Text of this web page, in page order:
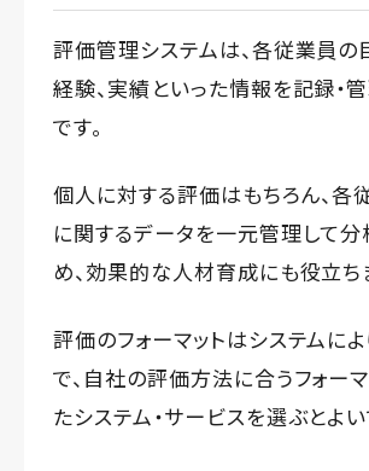
評価管理システムは、各従業員の
経験、実績といった情報を記録・
です。
個人に対する評価はもちろん、各
に関するデータを一元管理して分
め、効果的な人材育成にも役立ち
評価のフォーマットはシステムに
で、自社の評価方法に合うフォー
たシステム・サービスを選ぶとよい